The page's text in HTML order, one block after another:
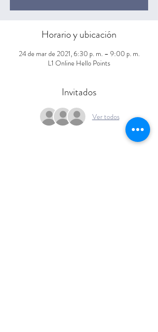
Horario y ubicación
24 de mar de 2021, 6:30 p. m. – 9:00 p. m.
L1 Online Hello Points
Invitados
Ver todos